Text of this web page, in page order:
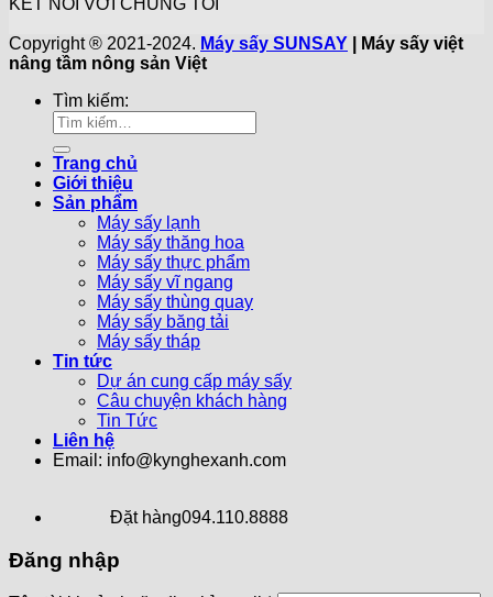
KẾT NỐI VỚI CHÚNG TÔI
Copyright ® 2021-2024. Máy sấy SUNSAY | Máy sấy việt
nâng tầm nông sản Việt
Tìm kiếm:
Trang chủ
Giới thiệu
Sản phẩm
Máy sấy lạnh
Máy sấy thăng hoa
Máy sấy thực phẩm
Máy sấy vĩ ngang
Máy sấy thùng quay
Máy sấy băng tải
Máy sấy tháp
Tin tức
Dự án cung cấp máy sấy
Câu chuyện khách hàng
Tin Tức
Liên hệ
Email: info@kynghexanh.com
Đặt hàng094.110.8888
Đăng nhập